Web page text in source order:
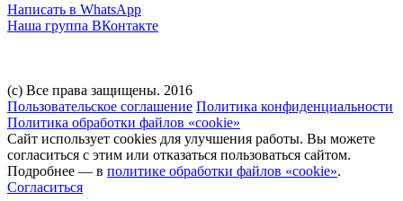
Написать в WhatsApp
Наша группа ВКонтакте
(с) Все права защищены. 2016
Пользовательское соглашение Политика конфиденциальности
Политика обработки файлов «cookie»
Сайт использует cookies для улучшения работы. Вы можете
согласиться с этим или отказаться пользоваться сайтом.
Подробнее — в политике обработки файлов «cookie».
Согласиться